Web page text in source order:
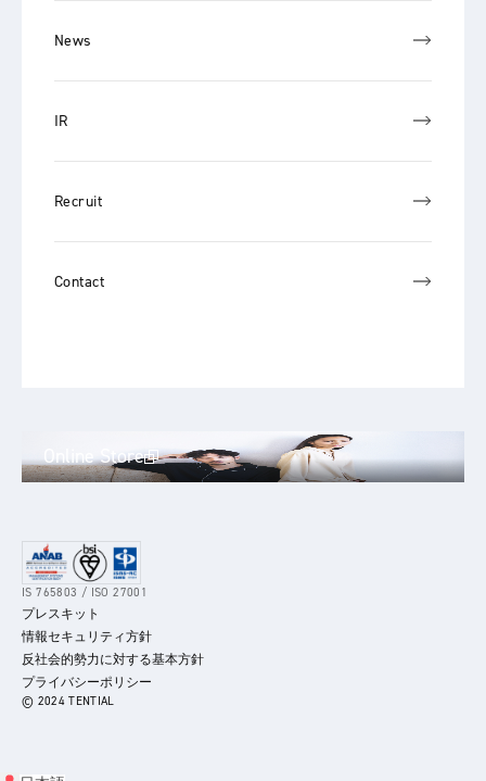
News
IR
Recruit
Contact
Online Store
IS 765803 / ISO 27001
プレスキット
情報セキュリティ方針
反社会的勢力に対する基本方針
プライバシーポリシー
© 2024 TENTIAL